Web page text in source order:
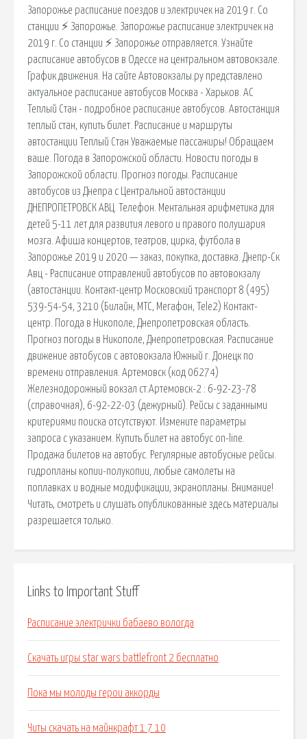
Запорожье расписание поездов и электричек на 2019 г. Со
станции ⚡ Запорожье. Запорожье расписание электричек на
2019 г. Со станции ⚡ Запорожье отправляется. Узнайте
расписание автобусов в Одессе на центральном автовокзале.
График движения. На сайте Автовокзалы.ру представлено
актуальное расписание автобусов Москва - Харьков. АС
Теплый Стан - подробное расписание автобусов. Автостанция
теплый стан, купить билет. Расписание и маршруты
автостанции Теплый Стан Уважаемые пассажиры! Обращаем
ваше. Погода в Запорожской области. Новости погоды в
Запорожской области. Прогноз погоды. Расписание
автобусов из Днепра с Центральной автостанции
ДНЕПРОПЕТРОВСК АВЦ. Телефон. Ментальная арифметика для
детей 5-11 лет для развития левого и правого полушария
мозга. Афиша концертов, театров, цирка, футбола в
Запорожье 2019 и 2020 — заказ, покупка, доставка. Днепр-Ск
Авц - Расписание отправлений автобусов по автовокзалу
(автостанции. Контакт-центр Московский транспорт 8 (495)
539-54-54, 3210 (Билайн, МТС, Мегафон, Tele2) Контакт-
центр. Погода в Никополе, Днепропетровская область.
Прогноз погоды в Никополе, Днепропетровская. Расписание
движение автобусов с автовокзала Южный г. Донецк по
времени отправления. Артемовск (код 06274)
Железнодорожный вокзал ст.Артемовск-2 : 6-92-23-78
(справочная), 6-92-22-03 (дежурный). Рейсы с заданными
критериями поиска отсутствуют. Измените параметры
запроса с указанием. Купить билет на автобус on-line.
Продажа билетов на автобус. Регулярные автобусные рейсы.
гидропланы копии-полукопии, любые самолеты на
поплавках и водные модификации, экранопланы. Внимание!
Читать, смотреть и слушать опубликованные здесь материалы
разрешается только.
Links to Important Stuff
Расписание электрички бабаево вологда
Скачать игры star wars battlefront 2 бесплатно
Пока мы молоды герои аккорды
Читы скачать на майнкрафт 1 7 10